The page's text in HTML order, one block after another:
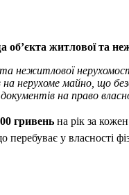
об’єкта житлової та
нежитлової
нерухоме майно, що
на право
гривень на рік за
перебуває у власності